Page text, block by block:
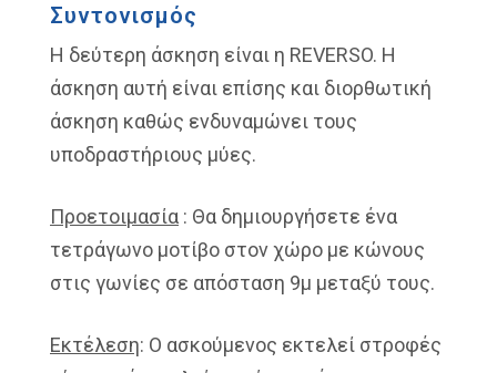
Συντονισμός
Η δεύτερη άσκηση είναι η REVERSO. Η
άσκηση αυτή είναι επίσης και διορθωτική
άσκηση καθώς ενδυναμώνει τους
υποδραστήριους μύες.
Προετοιμασία : Θα δημιουργήσετε ένα
τετράγωνο μοτίβο στον χώρο με κώνους
στις γωνίες σε απόσταση 9μ μεταξύ τους.
Εκτέλεση: Ο ασκούμενος εκτελεί στροφές